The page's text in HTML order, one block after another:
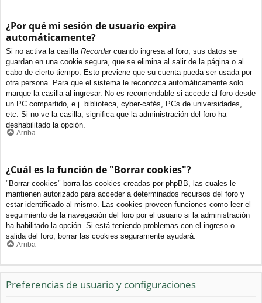
¿Por qué mi sesión de usuario expira
automáticamente?
Si no activa la casilla Recordarcuando ingresa al foro, sus datos se
guardan en una cookie segura, que se elimina al salir de la página o al
cabo de cierto tiempo. Esto previene que su cuenta pueda ser usada por
otra persona. Para que el sistema le reconozca automáticamente solo
marque la casilla al ingresar. No es recomendable si accede al foro desde
un PC compartido, e.j. biblioteca, cyber-cafés, PCs de universidades,
etc. Si no ve la casilla, significa que la administración del foro ha
deshabilitado la opción.
Arriba
¿Cuál es la función de "Borrar cookies"?
"Borrar cookies" borra las cookies creadas por phpBB, las cuales le
mantienen autorizado para acceder a determinados recursos del foro y
estar identificado al mismo. Las cookies proveen funciones como leer el
seguimiento de la navegación del foro por el usuario si la administración
ha habilitado la opción. Si está teniendo problemas con el ingreso o
salida del foro, borrar las cookies seguramente ayudará.
Arriba
Preferencias de usuario y configuraciones